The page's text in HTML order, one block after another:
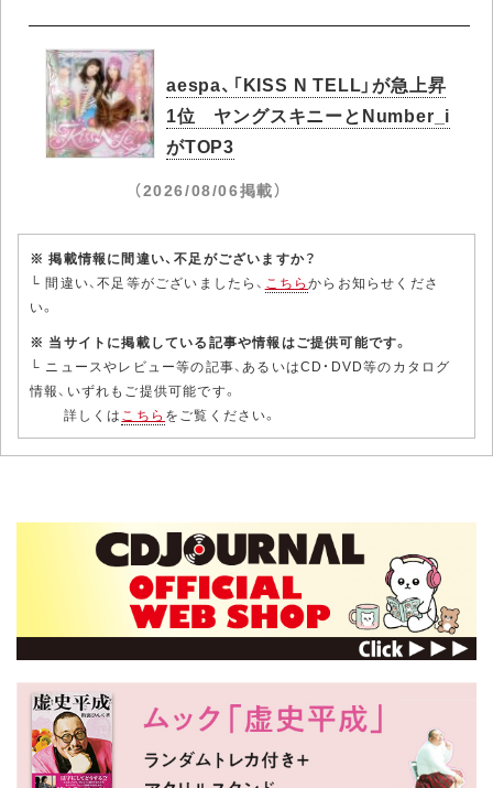
aespa、「KISS N TELL」が急上昇
1位 ヤングスキニーとNumber_i
がTOP3
（2026/08/06掲載）
※ 掲載情報に間違い、不足がございますか？
└ 間違い、不足等がございましたら、 こちらからお知らせくださ
い。
※ 当サイトに掲載している記事や情報はご提供可能です。
└ ニュースやレビュー等の記事、あるいはCD・DVD等のカタログ
情報、いずれもご提供可能です。
詳しくはこちら をご覧ください。